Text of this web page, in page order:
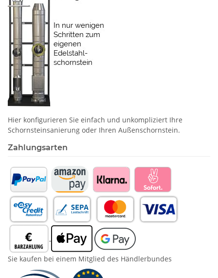
Hier konfigurieren Sie einfach und unkompliziert Ihre
Schornstein­sanierung oder Ihren Außenschornstein.
Zahlungsarten
Sie kaufen bei einem Mitglied des Händlerbundes